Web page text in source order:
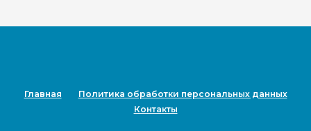
Главная
Политика обработки персональных данных
Контакты